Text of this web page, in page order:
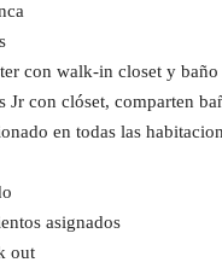
con walk-in closet y
Jr con clóset, comparten
en todas las
asignados
out